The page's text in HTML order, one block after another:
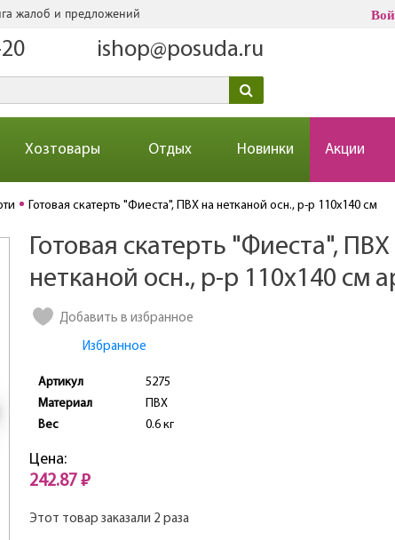
жалоб и предложений
ishop@posuda.ru
Хозтовары Отдых Новинки Акции
Готовая скатерть "Фиеста", ПВХ на нетканой осн., р-р 110х140 см
Готовая скатерть "Фиеста", ПВХ
нетканой осн., р-р 110х140 см
Добавить в избранное
Избранное
Артикул
5275
Материал
ПВХ
Вес
0.6 кг
Цена:
242.87 ₽
Этот товар заказали 2 раза
Количество